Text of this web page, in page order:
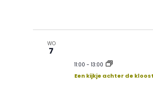
WO
7
11:00 -13:00
Een kijkje achter de